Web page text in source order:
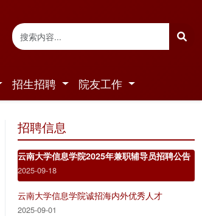
招生招聘 院友工作
招聘信息
云南大学信息学院2025年兼职辅导员招聘公告
2025-09-18
云南大学信息学院诚招海内外优秀人才
2025-09-01